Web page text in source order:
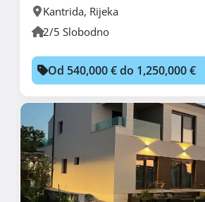
Kantrida, Rijeka
2/5 Slobodno
Od 540,000 € do 1,250,000 €